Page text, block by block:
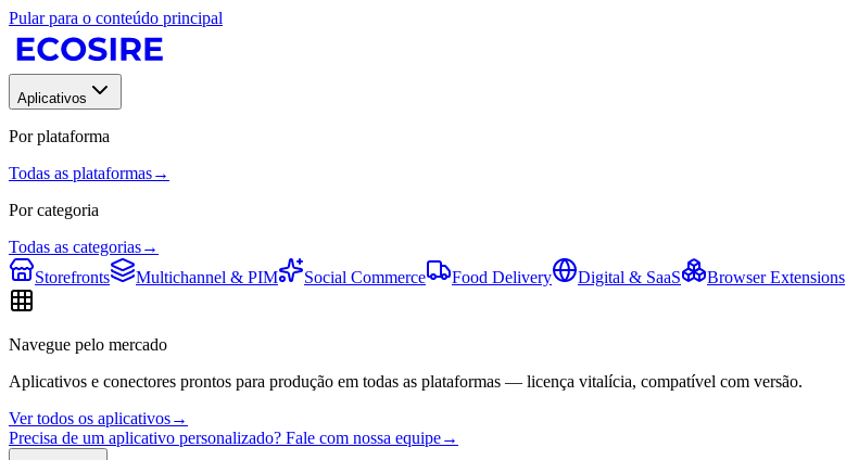
Pular para o conteúdo principal
Aplicativos
Por plataforma
Todas as plataformas→
Por categoria
Todas as categorias→
Storefronts
Multichannel & PIM Social Commerce Food Delivery Digital & SaaS Browser Extensions
Navegue pelo mercado
Aplicativos e conectores prontos para produção em todas as plataformas — licença vitalícia, compatível com versão.
Ver todos os aplicativos→
Precisa de um aplicativo personalizado? Fale com nossa equipe→